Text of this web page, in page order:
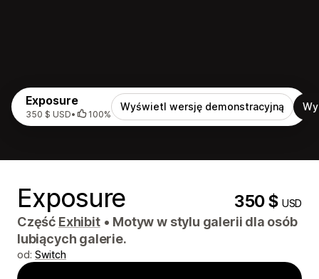
Exposure
350 $ USD• 100%
Wyświetl wersję demonstracyjną
Exposure 350 $USD
Część Exhibit • Motyw w stylu galerii dla osób
lubiących galerie.
od: Switch